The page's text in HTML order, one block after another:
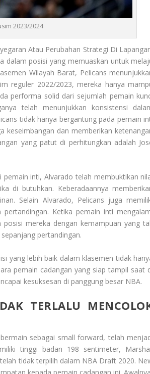
2023/2024
Atau Perubahan Strategi Di
dalam posisi yang memuaskan untuk
Wilayah Barat, Pelicans
reguler 2022/2023, mereka hanya
performa solid dari sejumlah pemain
telah menunjukkan konsistensi
tidak hanya bergantung pada pemain
keseimbangan dan memberikan
yang patut di perhitungkan adalah
inti, Alvarado telah membuktikan
di butuhkan. Keberadaannya
Selain Alvarado, Pelicans juga
Ketika pemain inti
mereka dengan kemampuan yang
pertandingan.
yang lebih baik dalam klasemen tidak
pemain cadangan yang siap tampil saat
kesuksesan di panggung besar NBA.
TERLALU
sebagai small forward, telah
tinggi badan 198 sentimeter,
tidak terpilih dalam NBA Draft 2020.